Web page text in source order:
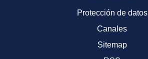
Protección de datos
Canales
Sitemap